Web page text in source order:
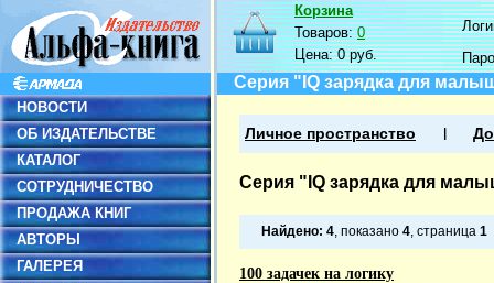
НОВОСТИ
ОБ ИЗДАТЕЛЬСТВЕ
КАТАЛОГ
СОТРУДНИЧЕСТВО
ПРОДАЖА КНИГ
АВТОРЫ
ГАЛЕРЕЯ
Корзина
Товаров:0
Цена:0 руб.
Серия "IQ зарядка для
Личное пространство
Серия "IQ зарядка для
Найдено: 4, показано 4, страница 1
100 задачек на логику